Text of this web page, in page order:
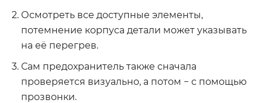
Осмотреть все доступные элементы,
потемнение корпуса детали может указывать
на её перегрев.
Сам предохранитель также сначала
проверяется визуально, а потом − с помощью
прозвонки.